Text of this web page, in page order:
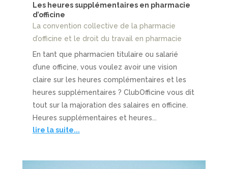
Les heures supplémentaires en pharmacie
d’officine
La convention collective de la pharmacie
d’officine et le droit du travail en pharmacie
En tant que pharmacien titulaire ou salarié
d’une officine, vous voulez avoir une vision
claire sur les heures complémentaires et les
heures supplémentaires ? ClubOfficine vous dit
tout sur la majoration des salaires en officine.
Heures supplémentaires et heures...
lire la suite...